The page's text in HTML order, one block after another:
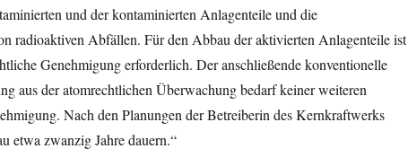
und der kontaminierten Anlagenteile und die
radioaktiven Abfällen. Für den Abbau der aktivierten Anlagenteile ist
Genehmigung erforderlich. Der anschließende konventionelle
aus der atomrechtlichen Überwachung bedarf keiner weiteren
Nach den Planungen der Betreiberin des Kernkraftwerks
etwa zwanzig Jahre dauern.“